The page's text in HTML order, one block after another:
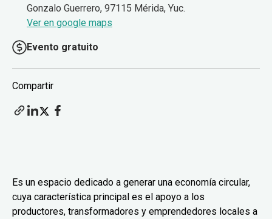
Gonzalo Guerrero, 97115 Mérida, Yuc.
Ver en google maps
Evento gratuito
Compartir
Es un espacio dedicado a generar una economía circular,
cuya característica principal es el apoyo a los
productores, transformadores y emprendedores locales a